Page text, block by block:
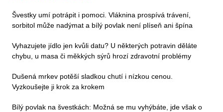
Švestky umí potrápit i pomoci. Vláknina prospívá trávení,
sorbitol může nadýmat a bílý povlak není plíseň ani špína
Vyhazujete jídlo jen kvůli datu? U některých potravin děláte
chybu, u masa či měkkých sýrů hrozí zdravotní problémy
Dušená mrkev potěší sladkou chutí i nízkou cenou.
Vyzkoušejte ji krok za krokem
Bílý povlak na švestkách: Možná se mu vyhýbáte, jde však o